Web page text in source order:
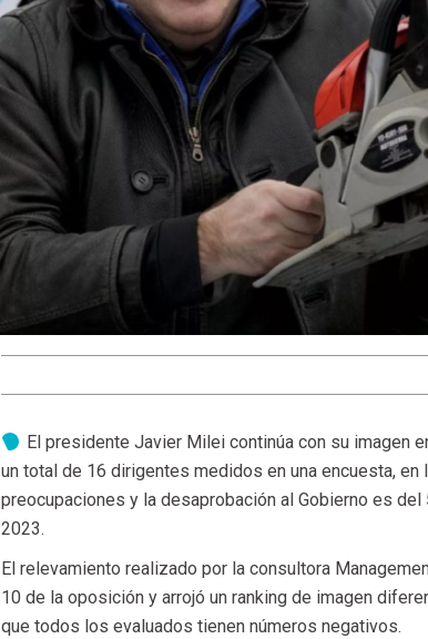
El presidente Javier Milei continúa con su imagen
un total de 16 dirigentes medidos en una encuesta,
preocupaciones y la desaprobación al Gobierno es
2023.
El relevamiento realizado por la consultora
10 de la oposición y arrojó un ranking de imagen
que todos los evaluados tienen números negativos.